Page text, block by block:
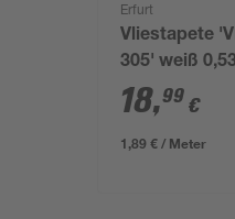
Erfurt
Vliestapete
305' weiß
m
18,99 €
1,89 € / Meter